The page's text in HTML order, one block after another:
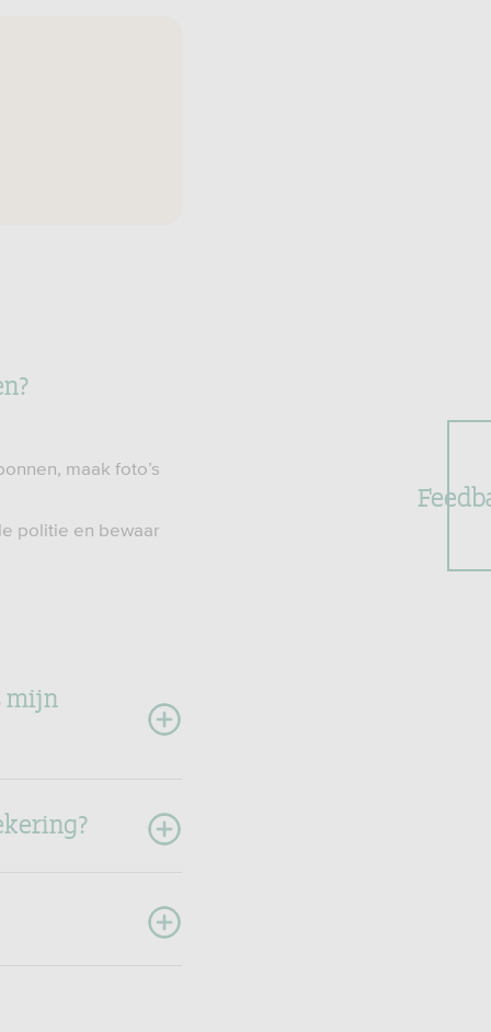
maak foto’s
politie en bewaar
mijn